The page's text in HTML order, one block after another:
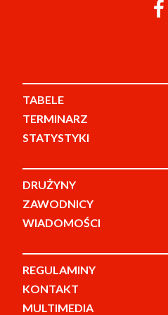
TABELE
TERMINARZ
STATYSTYKI
DRUŻYNY
ZAWODNICY
WIADOMOŚCI
REGULAMINY
KONTAKT
MULTIMEDIA